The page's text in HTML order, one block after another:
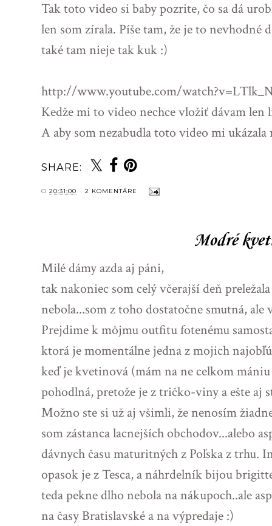
Tak toto video si baby pozrite, čo sa dá
len som zírala. Píše tam, že je to nevhodné
také tam nieje tak kuk :)
http://www.youtube.com/
Kedže mi to video nechce vložiť dávam
A aby som nezabudla toto video mi
SHARE:
O 20:31:00 2 KOMENTÁRE
Modré
Milé dámy azda aj páni,
tak nakoniec som celý včerajší deň
nebola...som z toho dostatočne smutná,
Prejdime k môjmu outfitu fotenému
ktorá je momentálne jedna z mojich
keď je kvetinová (mám na ne celkom
pohodlná, pretože je z tričko-viny a ešte aj
Možno ste si už aj všimli, že nenosím
som zástanca lacnejších obchodov...alebo
dávnych času maturitných z Poľska z trhu.
opasok je z Tesca, a náhrdelník bijou
teda pekne dlho nebola na nákupoch..ale
na časy Bratislavské a na výpredaje :)